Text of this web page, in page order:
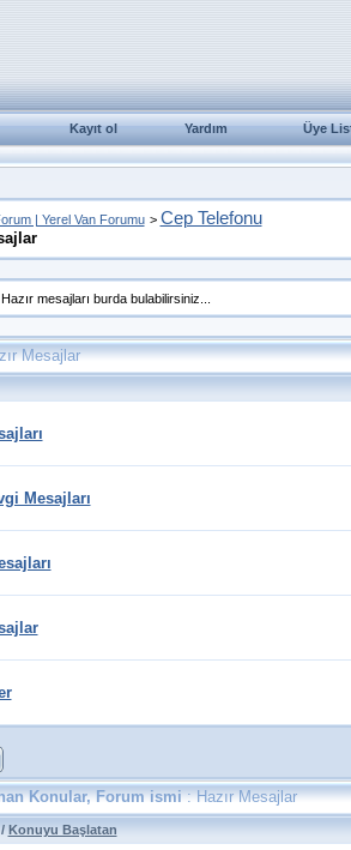
Kayıt ol Yardım Üye
| Yerel Van Forumu > Cep Telefonu
Hazır mesajları burda bulabilirsiniz...
Mesajlar
Mesajları
Konular, Forum ismi: Hazır Mesajlar
/ Konuyu Başlatan